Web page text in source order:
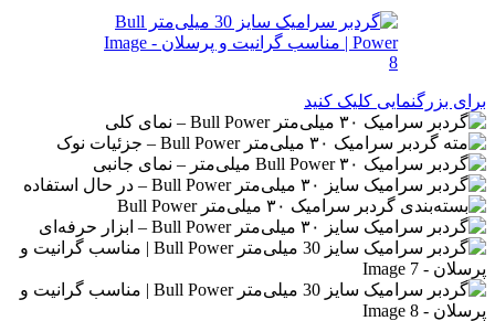
برای بزرگنمایی کلیک کنید